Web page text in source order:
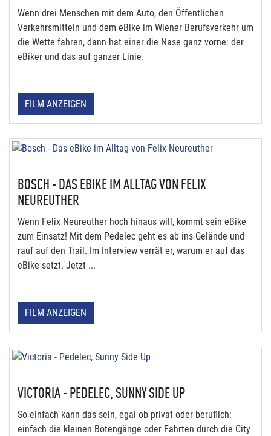
Wenn drei Menschen mit dem Auto, den Öffentlichen
Verkehrsmitteln und dem eBike im Wiener Berufsverkehr um
die Wette fahren, dann hat einer die Nase ganz vorne: der
eBiker und das auf ganzer Linie.
FILM ANZEIGEN
BOSCH - DAS EBIKE IM ALLTAG VON FELIX
NEUREUTHER
Wenn Felix Neureuther hoch hinaus will, kommt sein eBike
zum Einsatz! Mit dem Pedelec geht es ab ins Gelände und
rauf auf den Trail. Im Interview verrät er, warum er auf das
eBike setzt. Jetzt ...
FILM ANZEIGEN
VICTORIA - PEDELEC, SUNNY SIDE UP
So einfach kann das sein, egal ob privat oder beruflich:
einfach die kleinen Botengänge oder Fahrten durch die City